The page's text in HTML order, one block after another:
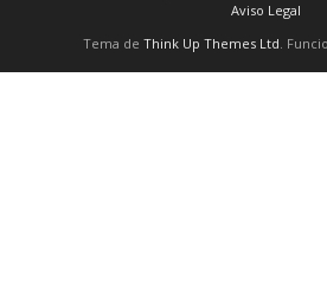
Aviso Legal
Tema de Think Up Themes Ltd.